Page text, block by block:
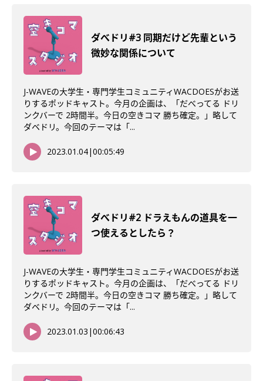
ダべドリ#3 同期だけど先輩という
微妙な関係について
J-WAVEの大学生・専門学生コミュニティWACDOESがお送
りするポッドキャスト。今月の企画は、「だべってる ドリ
ンクバーで 2時間半。今日の空きコマ 勝ち確定。」略して
ダベドリ。今回のテーマは「...
2023.01.04|00:05:49
ダべドリ#2 ドラえもんの道具を一
つ使えるとしたら？
J-WAVEの大学生・専門学生コミュニティWACDOESがお送
りするポッドキャスト。今月の企画は、「だべってる ドリ
ンクバーで 2時間半。今日の空きコマ 勝ち確定。」略して
ダベドリ。今回のテーマは「...
2023.01.03 |00:06:43